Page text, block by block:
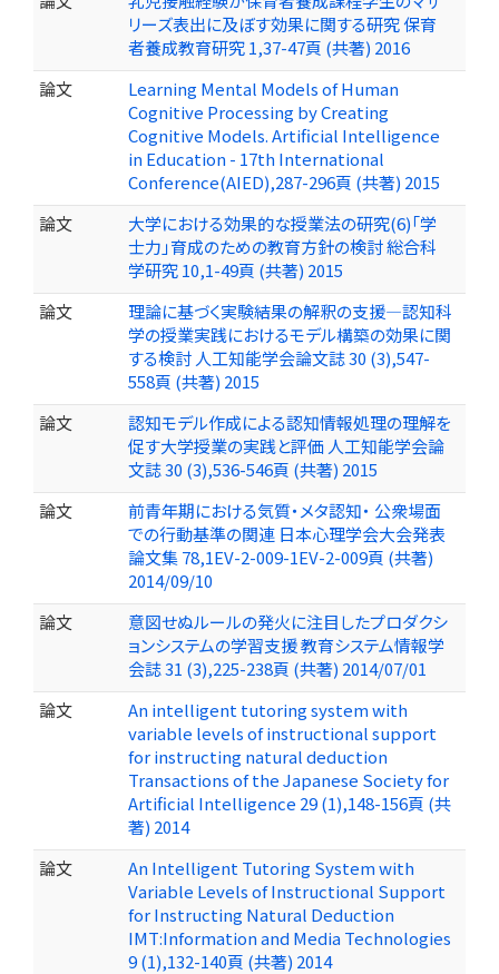
リーズ表出に及ぼす効果に関する研究 保育
者養成教育研究 1,37-47頁 (共著) 2016
論文
Learning Mental Models of Human
Cognitive Processing by Creating
Cognitive Models. Artificial Intelligence
in Education - 17th International
Conference(AIED),287-296頁 (共著) 2015
論文
大学における効果的な授業法の研究(6)「学
士力」育成のための教育方針の検討 総合科
学研究 10,1-49頁 (共著) 2015
論文
理論に基づく実験結果の解釈の支援—認知科
学の授業実践におけるモデル構築の効果に関
する検討 人工知能学会論文誌 30 (3),547-
558頁 (共著) 2015
論文
認知モデル作成による認知情報処理の理解を
促す大学授業の実践と評価 人工知能学会論
文誌 30 (3),536-546頁 (共著) 2015
論文
前青年期における気質・メタ認知・ 公衆場面
での行動基準の関連 日本心理学会大会発表
論文集 78,1EV-2-009-1EV-2-009頁 (共著)
2014/09/10
論文
意図せぬルールの発火に注目したプロダクシ
ョンシステムの学習支援 教育システム情報学
会誌 31 (3),225-238頁 (共著) 2014/07/01
論文
An intelligent tutoring system with
variable levels of instructional support
for instructing natural deduction
Transactions of the Japanese Society for
Artificial Intelligence 29 (1),148-156頁 (共
著) 2014
論文
An Intelligent Tutoring System with
Variable Levels of Instructional Support
for Instructing Natural Deduction
IMT:Information and Media Technologies
9 (1),132-140頁 (共著) 2014